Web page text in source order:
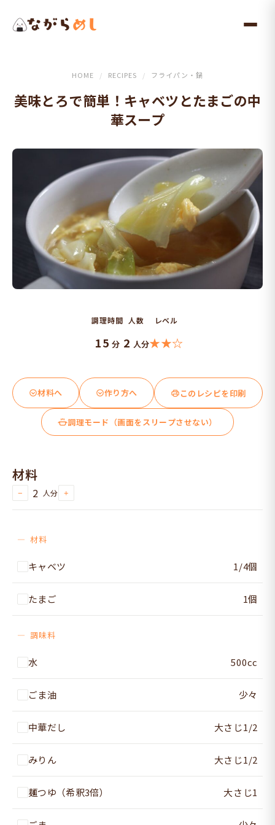
HOME / RECIPES / フライパン・鍋
美味とろで簡単！キャベツとたまごの中
華スープ
調理時間
15 分
人数
2 人分
レベル
★★☆
材料へ 作り方へ このレシピを印刷
調理モード（画面をスリープさせない）
材料
− 2 人分 +
材料
キャベツ 1/4個
たまご 1個
調味料
水 500cc
ごま油 少々
中華だし 大さじ1/2
みりん 大さじ1/2
麺つゆ（希釈3倍） 大さじ1